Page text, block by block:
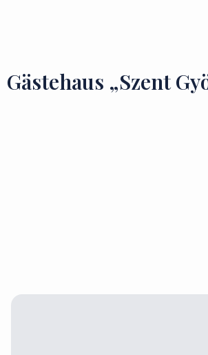
Gästehaus „Szent